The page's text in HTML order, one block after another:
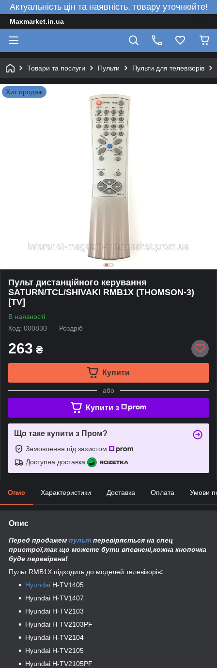
Актуальність цін та наявність. товару уточнюйте!
Maxmarket.in.ua
Товари та послуги Пульти Пульти для телевізорів
Хит продаж
Пульт дистанційного керування
SATURN/TCL/SHIVAKI RMB1X (THOMSON-3)
[TV]
В наявності
Код: 000830
Роздріб
263 ₴
Купити
або
Купити з
Що таке купити з Пром?
Замовлення під захистом
Доступна доставка
Опис Характеристики Доставка Оплата Умови
Опис
Перед продажем пульт перевіряється на спец
пристрої,так що можете бути впевнені,кожна кнопочка
буде перевірена!
Пульт RMB1X підходить до моделей телевізорів:
Hyundai H-TV1405
Hyundai H-TV1407
Hyundai H-TV2103
Hyundai H-TV2103PF
Hyundai H-TV2104
Hyundai H-TV2105
Hyundai H-TV2105PF